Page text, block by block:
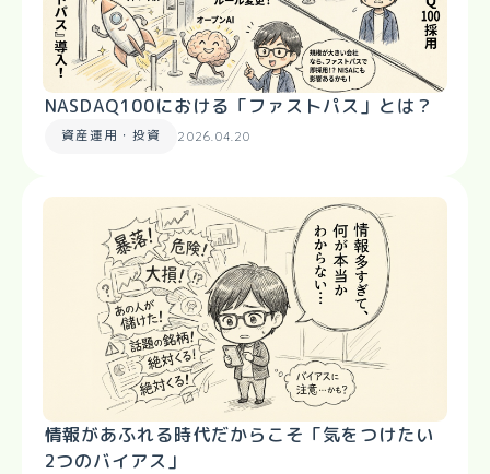
NASDAQ100における「ファストパス」とは？
資産運用・投資 2026.04.20
情報があふれる時代だからこそ「気をつけたい
2つのバイアス」